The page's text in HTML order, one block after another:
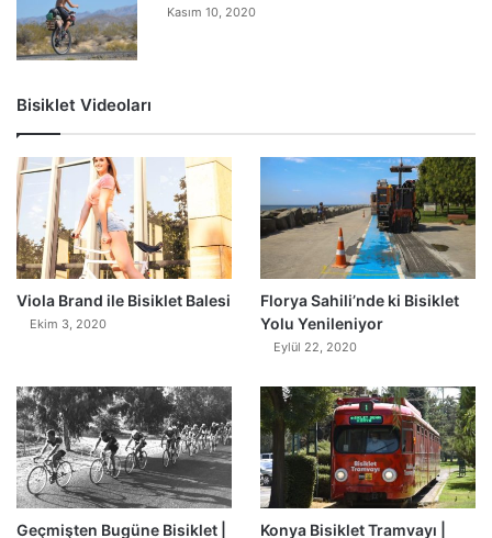
Kasım 10, 2020
Bisiklet Videoları
Viola Brand ile Bisiklet Balesi
Ekim 3, 2020
0
Florya Sahili’nde ki Bisiklet
Yolu Yenileniyor
Eylül 22, 2020
Geçmişten Bugüne Bisiklet | Konya Bisiklet Tramvayı |